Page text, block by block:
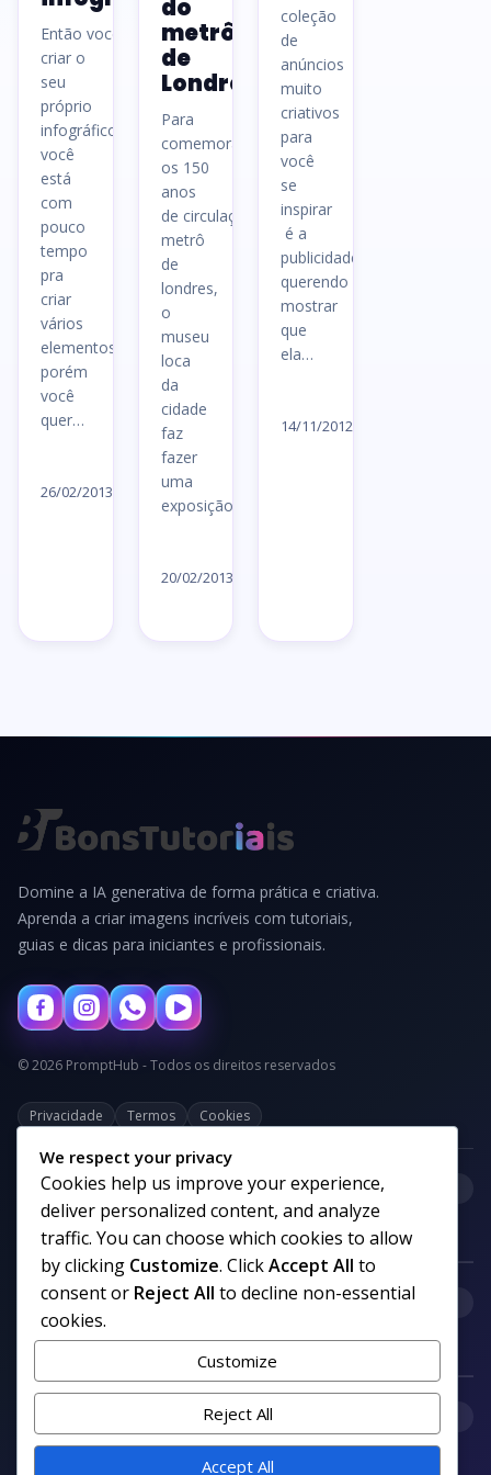
Então você quer
criar o
seu
próprio
infográfico,
você
está
com
pouco
tempo
pra
criar
vários
elementos,
porém
você
quer…
26/02/2013
do
metrô
de
Londres
Para
comemorar
os 150
anos
de circulação do
metrô
de
londres,
o
museu
loca
da
cidade
faz
fazer
uma
exposição…
20/02/2013
coleção
de
anúncios
muito
criativos
para
você
se
inspirar
é a
publicidade
querendo
mostrar
que
ela…
14/11/2012
Domine a IA generativa de forma prática e criativa.
Aprenda a criar imagens incríveis com tutoriais,
guias e dicas para iniciantes e profissionais.
© 2026 PromptHub - Todos os direitos reservados
Privacidade Termos Cookies
Categorias
Links uteis
We respect your privacy
Cookies help us improve your experience,
deliver personalized content, and analyze
traffic. You can choose which cookies to allow
by clicking Customize. ClickAccept All to
consent or Reject All to decline non-essential
cookies.
Customize
Reject All
Accept All